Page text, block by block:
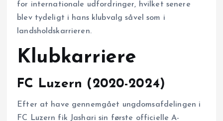
for internationale udfordringer, hvilket senere
blev tydeligt i hans klubvalg såvel som i
landsholdskarrieren.
Klubkarriere
FC Luzern (2020-2024)
Efter at have gennemgået ungdomsafdelingen i
FC Luzern fik Jashari sin første officielle A-